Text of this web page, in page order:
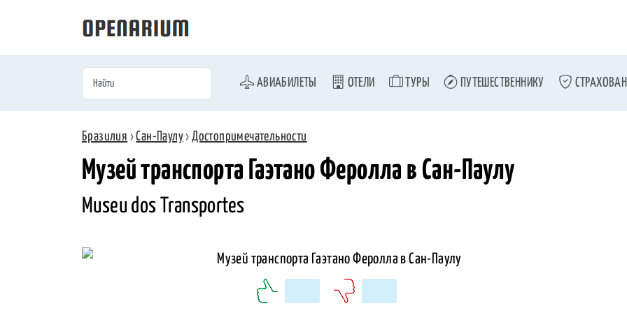
АВИАБИЛЕТЫ ОТЕЛИ ТУРЫ ПУТЕШЕСТВЕННИКУ
Бразилия ›Сан-Паулу›Достопримечательности
Музей транспорта Гаэтано Феролла в Сан-Паулу
Museu dos Transportes